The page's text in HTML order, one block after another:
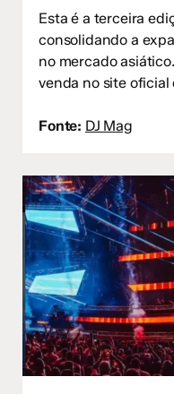
Esta é a terceira
consolidando a
no mercado
venda no site oficial
Fonte: DJ Mag